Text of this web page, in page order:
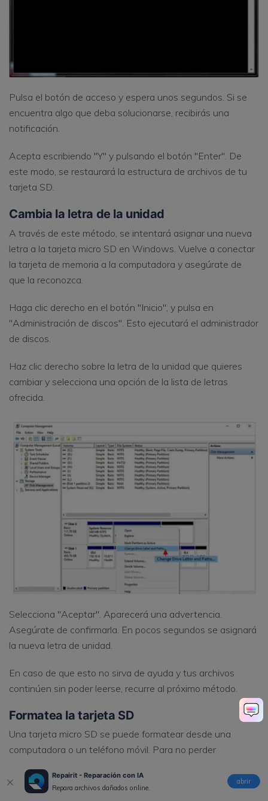
Repairit - Reparación con IA
Repara archivos dañados online.
abrir
Pulsa el botón de acceso y espera unos segundos. Si se
encuentra algo que deba solucionarse, recibirás una
notificación.
Acepta escribiendo "Y" y pulsando el botón "Enter". De
este modo, se restaurará la estructura de archivos de tu
tarjeta SD.
Cambia la letra de la unidad
A través de este método, se intentará asignar una nueva
letra a la tarjeta micro SD en Windows. Vuelve a conectar
la tarjeta de memoria a la computadora y asegúrate de
que la reconozca.
Haga clic derecho en el botón "Inicio", y pulsa en
"Administración de discos". Esto ejecutará el administrador
de discos.
Haz clic derecho sobre la letra de la unidad que quieres
cambiar y selecciona una opción de la lista de letras
ofrecida.
Selecciona "Aceptar". Aparecerá una advertencia.
Asegúrate de confirmarla. En pocos segundos se asignará
la nueva letra de unidad.
En caso de que esto no sirva de ayuda y tus archivos
continúen sin poder leerse, recurre al próximo método.
Formatea la tarjeta SD
Una tarjeta micro SD se puede formatear desde una
computadora o un teléfono móvil. Para no perder
antes de formatearla.